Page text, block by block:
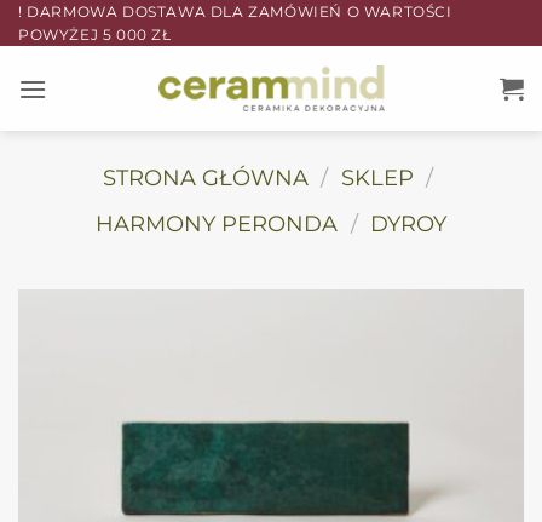
Przewiń
do
! DARMOWA DOSTAWA DLA ZAMÓWIEŃ O WARTOŚCI
POWYŻEJ 5 000 ZŁ
STRONA GŁÓWNA / SKLEP /
HARMONY PERONDA / DYROY